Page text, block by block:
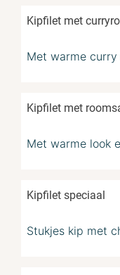
Kipfilet met
Met warme curry
Kipfilet met
Met warme look
Kipfilet speciaal
Stukjes kip met